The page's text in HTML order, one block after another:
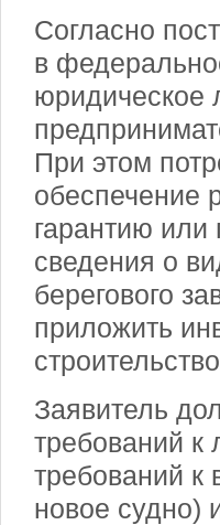
Согласно
в
юридическое
При этом
обеспечение
гарантию или
сведения о
берегового
приложить
Заявитель
требований к
требований к
новое судно)